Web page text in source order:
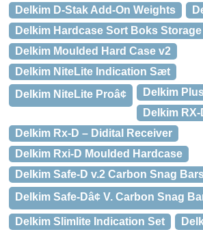
Delkim D-Stak Add-On Weights
Delkim Hardcase Sort Boks
Delkim Moulded Hard Case v2
Delkim NiteLite Indication Sæt
Delkim NiteLite Proâ¢
Delkim
Delkim RX-
Delkim Rx-D – Didital Receiver
Delkim Rxi-D Moulded Hardcase
Delkim Safe-D v.2 Carbon Snag
Delkim Safe-Dâ¢ V. Carbon Snag
Delkim Slimlite Indication Set